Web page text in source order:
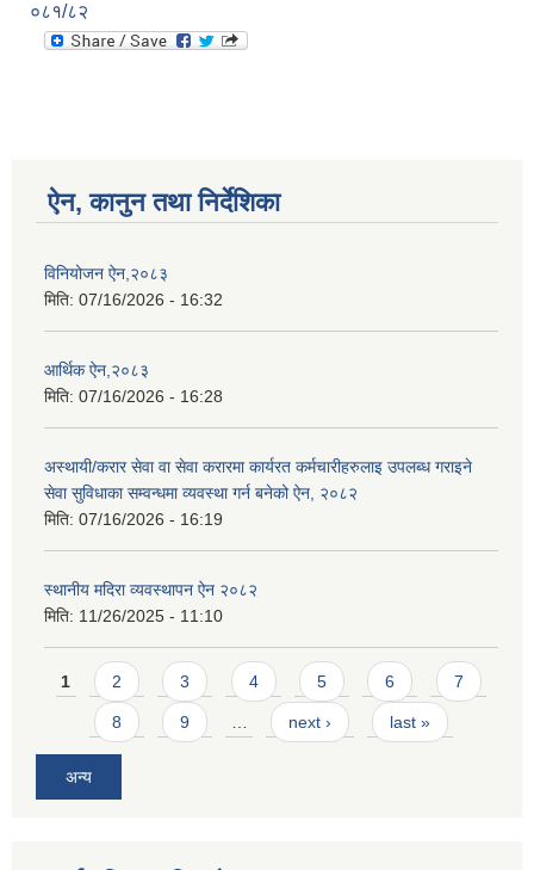
०८१/८२
ऐन, कानुन तथा निर्देशिका
विनियोजन ऐन,२०८३
मिति: 07/16/2026 - 16:32
आर्थिक ऐन,२०८३
मिति: 07/16/2026 - 16:28
अस्थायी/करार सेवा वा सेवा करारमा कार्यरत कर्मचारीहरुलाइ उपलब्ध गराइने
सेवा सुविधाका सम्वन्धमा व्यवस्था गर्न बनेको ऐन, २०८२
मिति: 07/16/2026 - 16:19
स्थानीय मदिरा व्यवस्थापन ऐन २०८२
मिति: 11/26/2025 - 11:10
Pages
1 2 3 4 5 6 7
8 9 next › last »
अन्य